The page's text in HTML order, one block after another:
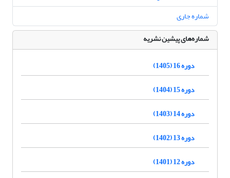
شماره جاری
شماره‌های پیشین نشریه
دوره 16 (1405)
دوره 15 (1404)
دوره 14 (1403)
دوره 13 (1402)
دوره 12 (1401)